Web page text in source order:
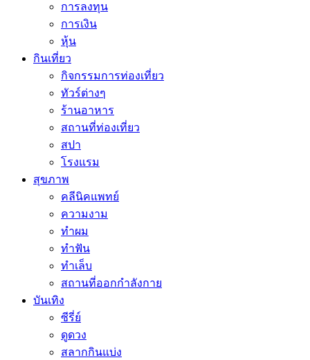
การลงทุน
การเงิน
หุ้น
กินเที่ยว
กิจกรรมการท่องเที่ยว
ทัวร์ต่างๆ
ร้านอาหาร
สถานที่ท่องเที่ยว
สปา
โรงแรม
สุขภาพ
คลีนิคแพทย์
ความงาม
ทำผม
ทำฟัน
ทำเล็บ
สถานที่ออกกำลังกาย
บันเทิง
ซีรี่ย์
ดูดวง
สลากกินแบ่ง